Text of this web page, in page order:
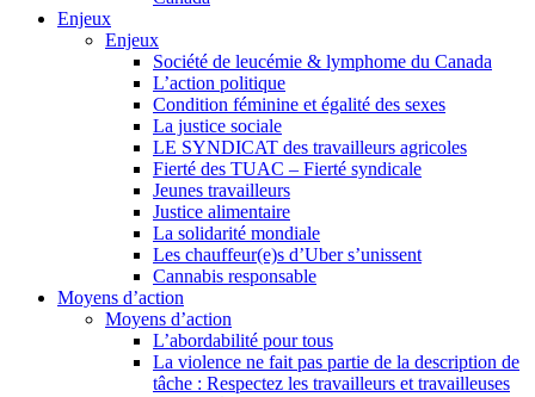
Enjeux
Enjeux
Société de leucémie & lymphome du Canada
L’action politique
Condition féminine et égalité des sexes
La justice sociale
LE SYNDICAT des travailleurs agricoles
Fierté des TUAC – Fierté syndicale
Jeunes travailleurs
Justice alimentaire
La solidarité mondiale
Les chauffeur(e)s d’Uber s’unissent
Cannabis responsable
Moyens d’action
Moyens d’action
L’abordabilité pour tous
La violence ne fait pas partie de la description de
tâche : Respectez les travailleurs et travailleuses